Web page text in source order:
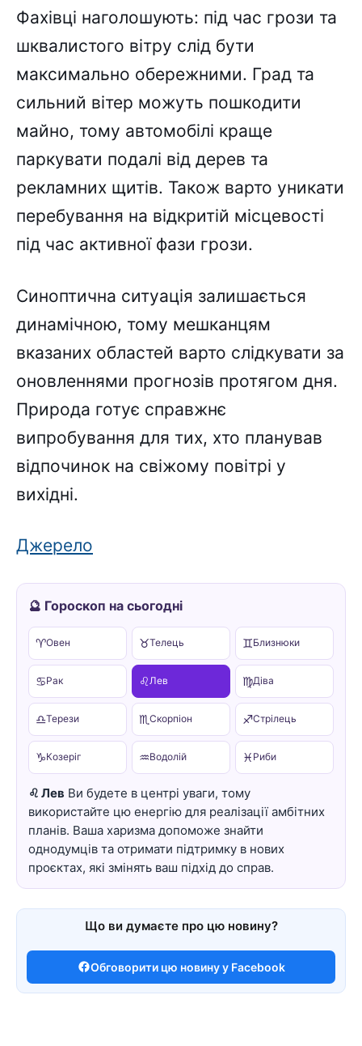
Фахівці наголошують: під час грози та
шквалистого вітру слід бути
максимально обережними. Град та
сильний вітер можуть пошкодити
майно, тому автомобілі краще
паркувати подалі від дерев та
рекламних щитів. Також варто уникати
перебування на відкритій місцевості
під час активної фази грози.
Синоптична ситуація залишається
динамічною, тому мешканцям
вказаних областей варто слідкувати за
оновленнями прогнозів протягом дня.
Природа готує справжнє
випробування для тих, хто планував
відпочинок на свіжому повітрі у
вихідні.
Джерело
🔮 Гороскоп на сьогодні
♈Овен ♉Телець ♊Близнюки
♋Рак ♌Лев ♍Діва
♎Терези ♏ Скорпіон ♐Стрілець
♑Козеріг ♒Водолій ♓ Риби
♌ Лев Ви будете в центрі уваги, тому
використайте цю енергію для реалізації амбітних
планів. Ваша харизма допоможе знайти
однодумців та отримати підтримку в нових
проєктах, які змінять ваш підхід до справ.
Що ви думаєте про цю новину?
Обговорити цю новину у Facebook